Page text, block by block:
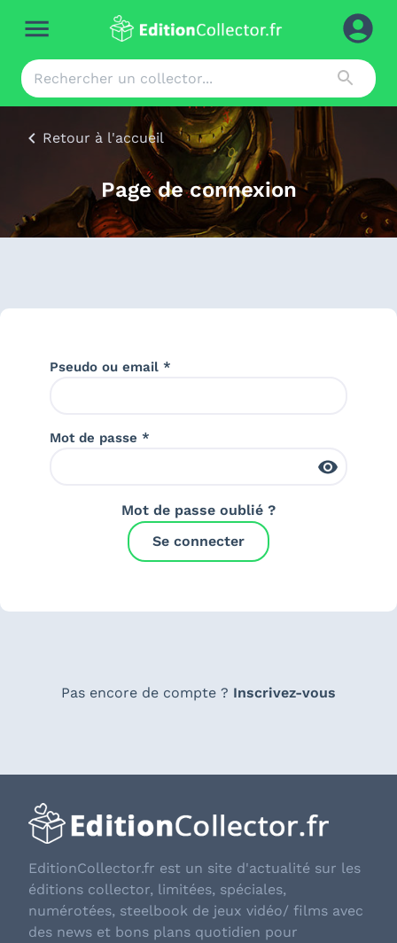
Retour à l'accueil
Page de connexion
Pseudo ou email *
Mot de passe *
Mot de passe oublié ?
Se connecter
Pas encore de compte ? Inscrivez-vous
EditionCollector.fr est un site d'actualité sur les
éditions collector, limitées, spéciales,
numérotées, steelbook de jeux vidéo/ films avec
des news et bons plans quotidien pour